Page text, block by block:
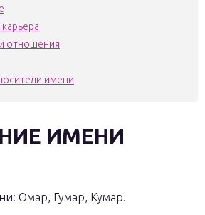
отношения
имени
ИМЕНИ
Омар, Гумар, Кумар.